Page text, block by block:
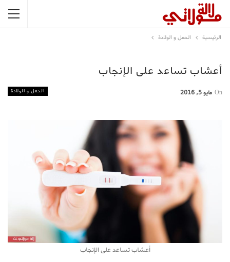
الرئيسية الحمل و الولادة
أعشاب تساعد على الإنجاب
الحمل و الولادة On مايو 5, 2016
أعشاب تساعد على الإنجاب